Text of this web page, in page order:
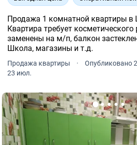
Продажа 1 комнатной квартиры в
Квартира требует
заменены на м/п, балкон
Школа, магазины и т.д.
Продажа квартиры · Опубликовано
23 июл.